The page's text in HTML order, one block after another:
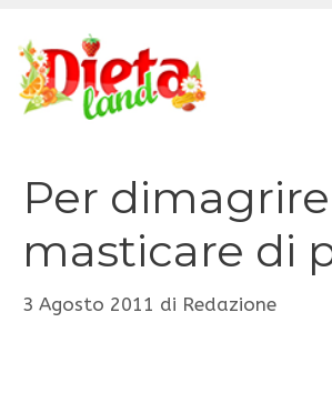
contenuto
Per
masticare di
3 Agosto 2011 di Redazione